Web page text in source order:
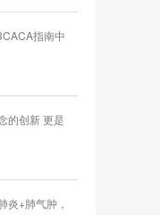
指南中
的创新 更是
炎+肺气肿，